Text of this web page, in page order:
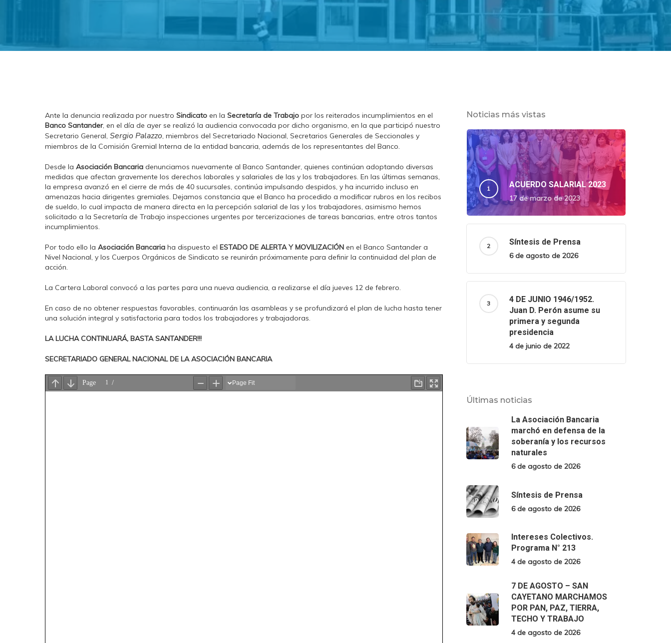
Ante la denuncia realizada por nuestro Sindicato en la Secretaría de Trabajo por los reiterados incumplimientos en el
Banco Santander, en el día de ayer se realizó la audiencia convocada por dicho organismo, en la que participó nuestro
Secretario General, Sergio Palazzo, miembros del Secretariado Nacional, Secretarios Generales de Seccionales y
miembros de la Comisión Gremial Interna de la entidad bancaria, además de los representantes del Banco.
Desde la Asociación Bancaria denunciamos nuevamente al Banco Santander, quienes continúan adoptando diversas
medidas que afectan gravemente los derechos laborales y salariales de las y los trabajadores. En las últimas semanas,
la empresa avanzó en el cierre de más de 40 sucursales, continúa impulsando despidos, y ha incurrido incluso en
amenazas hacia dirigentes gremiales. Dejamos constancia que el Banco ha procedido a modificar rubros en los recibos
de sueldo, lo cual impacta de manera directa en la percepción salarial de las y los trabajadores, asimismo hemos
solicitado a la Secretaría de Trabajo inspecciones urgentes por tercerizaciones de tareas bancarias, entre otros tantos
incumplimientos.
Por todo ello la Asociación Bancaria ha dispuesto el ESTADO DE ALERTA Y MOVILIZACIÓN en el Banco Santander a
Nivel Nacional, y los Cuerpos Orgánicos de Sindicato se reunirán próximamente para definir la continuidad del plan de
acción.
La Cartera Laboral convocó a las partes para una nueva audiencia, a realizarse el día jueves 12 de febrero.
En caso de no obtener respuestas favorables, continuarán las asambleas y se profundizará el plan de lucha hasta tener
una solución integral y satisfactoria para todos los trabajadores y trabajadoras.
LA LUCHA CONTINUARÁ, BASTA SANTANDER!!!
SECRETARIADO GENERAL NACIONAL DE LA ASOCIACIÓN BANCARIA
Noticias más vistas
ACUERDO SALARIAL 2023
17 de marzo de 2023
Síntesis de Prensa
6 de agosto de 2026
4 DE JUNIO 1946/1952.
Juan D. Perón asume su
primera y segunda
presidencia
4 de junio de 2022
Últimas noticias
La Asociación Bancaria
marchó en defensa de la
soberanía y los recursos
naturales
6 de agosto de 2026
Síntesis de Prensa
6 de agosto de 2026
Intereses Colectivos.
Programa N° 213
4 de agosto de 2026
7 DE AGOSTO – SAN
CAYETANO MARCHAMOS
POR PAN, PAZ, TIERRA,
TECHO Y TRABAJO
4 de agosto de 2026